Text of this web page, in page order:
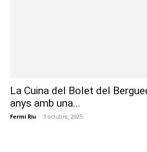
La Cuina del Bolet del
anys amb una...
Fermi Riu - 3 octubre, 2025